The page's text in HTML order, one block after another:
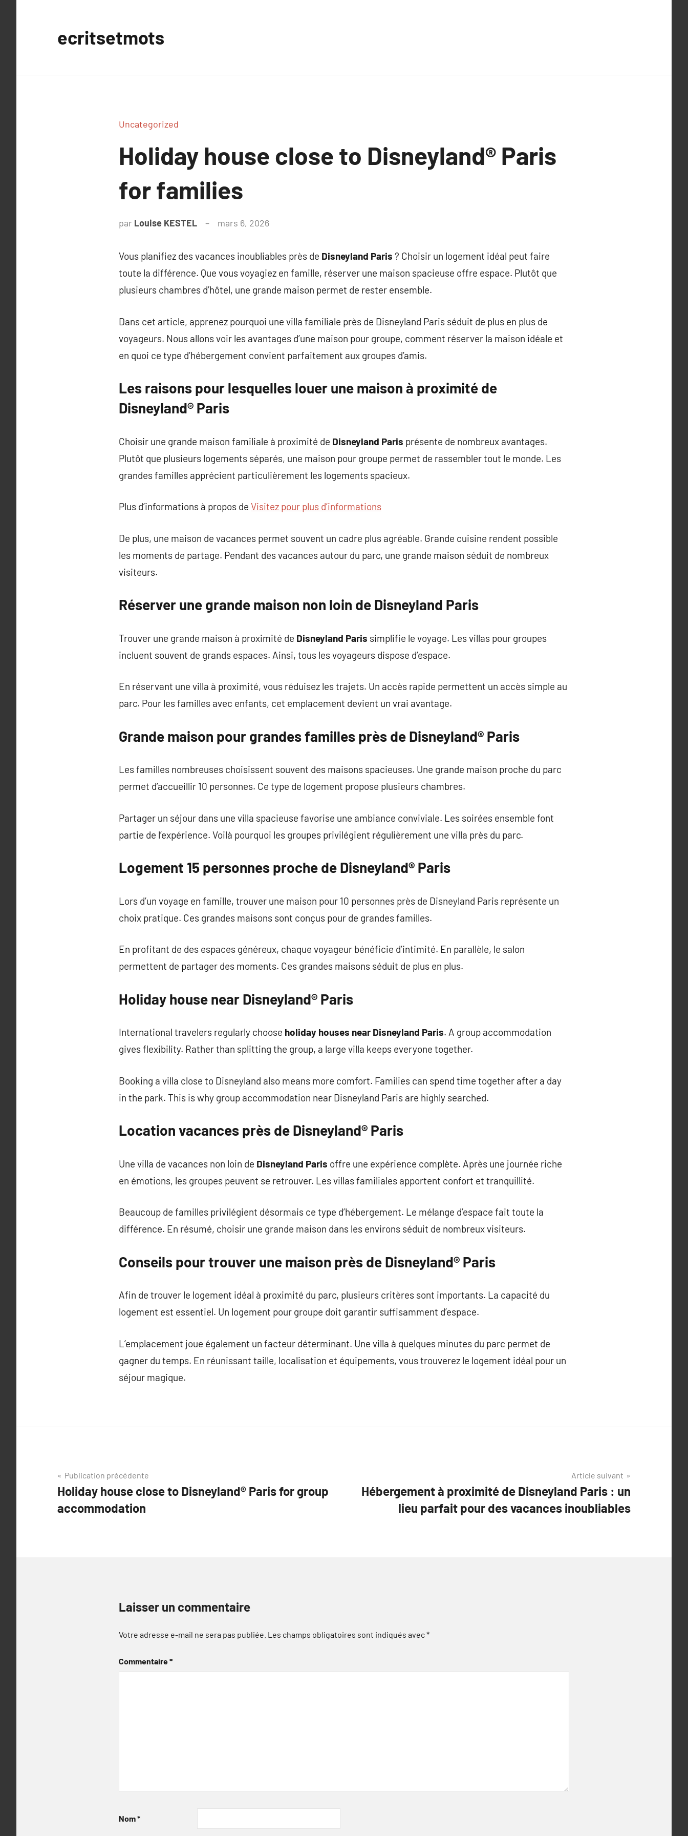
ecritsetmots
Uncategorized
Holiday house close to Disneyland® Paris
for families
par Louise KESTEL mars 6, 2026
Vous planifiez des vacances inoubliables près de Disneyland Paris ? Choisir un logement idéal peut faire
toute la différence. Que vous voyagiez en famille, réserver une maison spacieuse offre espace. Plutôt que
plusieurs chambres d’hôtel, une grande maison permet de rester ensemble.
Dans cet article, apprenez pourquoi une villa familiale près de Disneyland Paris séduit de plus en plus de
voyageurs. Nous allons voir les avantages d’une maison pour groupe, comment réserver la maison idéale et
en quoi ce type d’hébergement convient parfaitement aux groupes d’amis.
Les raisons pour lesquelles louer une maison à proximité de
Disneyland® Paris
Choisir une grande maison familiale à proximité de Disneyland Paris présente de nombreux avantages.
Plutôt que plusieurs logements séparés, une maison pour groupe permet de rassembler tout le monde. Les
grandes familles apprécient particulièrement les logements spacieux.
Plus d’informations à propos de Visitez pour plus d’informations
De plus, une maison de vacances permet souvent un cadre plus agréable. Grande cuisine rendent possible
les moments de partage. Pendant des vacances autour du parc, une grande maison séduit de nombreux
visiteurs.
Réserver une grande maison non loin de Disneyland Paris
Trouver une grande maison à proximité de Disneyland Paris simplifie le voyage. Les villas pour groupes
incluent souvent de grands espaces. Ainsi, tous les voyageurs dispose d’espace.
En réservant une villa à proximité, vous réduisez les trajets. Un accès rapide permettent un accès simple au
parc. Pour les familles avec enfants, cet emplacement devient un vrai avantage.
Grande maison pour grandes familles près de Disneyland® Paris
Les familles nombreuses choisissent souvent des maisons spacieuses. Une grande maison proche du parc
permet d’accueillir 10 personnes. Ce type de logement propose plusieurs chambres.
Partager un séjour dans une villa spacieuse favorise une ambiance conviviale. Les soirées ensemble font
partie de l’expérience. Voilà pourquoi les groupes privilégient régulièrement une villa près du parc.
Logement 15 personnes proche de Disneyland® Paris
Lors d’un voyage en famille, trouver une maison pour 10 personnes près de Disneyland Paris représente un
choix pratique. Ces grandes maisons sont conçus pour de grandes familles.
En profitant de des espaces généreux, chaque voyageur bénéficie d’intimité. En parallèle, le salon
permettent de partager des moments. Ces grandes maisons séduit de plus en plus.
Holiday house near Disneyland® Paris
International travelers regularly choose holiday houses near Disneyland Paris. A group accommodation
gives flexibility. Rather than splitting the group, a large villa keeps everyone together.
Booking a villa close to Disneyland also means more comfort. Families can spend time together after a day
in the park. This is why group accommodation near Disneyland Paris are highly searched.
Location vacances près de Disneyland® Paris
Une villa de vacances non loin de Disneyland Paris offre une expérience complète. Après une journée riche
en émotions, les groupes peuvent se retrouver. Les villas familiales apportent confort et tranquillité.
Beaucoup de familles privilégient désormais ce type d’hébergement. Le mélange d’espace fait toute la
différence. En résumé, choisir une grande maison dans les environs séduit de nombreux visiteurs.
Conseils pour trouver une maison près de Disneyland® Paris
Afin de trouver le logement idéal à proximité du parc, plusieurs critères sont importants. La capacité du
logement est essentiel. Un logement pour groupe doit garantir suffisamment d’espace.
L’emplacement joue également un facteur déterminant. Une villa à quelques minutes du parc permet de
gagner du temps. En réunissant taille, localisation et équipements, vous trouverez le logement idéal pour un
séjour magique.
Navigation
de
l’article
Publication précédente
Holiday house close to Disneyland® Paris for group
accommodation
Article suivant
Hébergement à proximité de Disneyland Paris : un
lieu parfait pour des vacances inoubliables
Laisser un commentaire
Votre adresse e-mail ne sera pas publiée. Les champs obligatoires sont indiqués avec*
Commentaire*
Nom*